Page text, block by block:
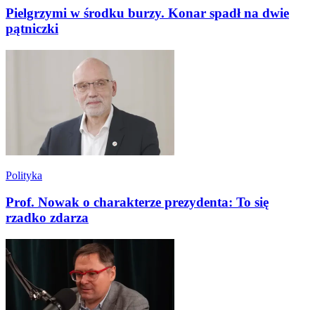
Pielgrzymi w środku burzy. Konar spadł na dwie
pątniczki
Polityka
Prof. Nowak o charakterze prezydenta: To się
rzadko zdarza